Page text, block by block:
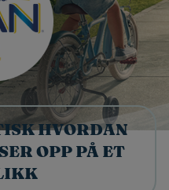
HVORDAN
OPP PÅ ET